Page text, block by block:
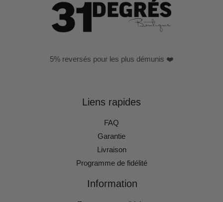
5% reversés pour les plus démunis ❤️
Liens rapides
FAQ
Garantie
Livraison
Programme de fidélité
Information